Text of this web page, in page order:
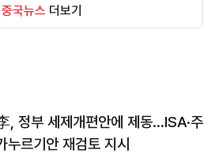
중국뉴스 더보기
, 정부 세제개편안에 제동…ISA·주
누르기안 재검토 지시